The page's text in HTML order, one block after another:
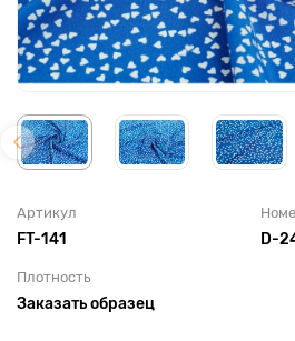
Артикул
FT-141 D-
Плотность
Заказать образец